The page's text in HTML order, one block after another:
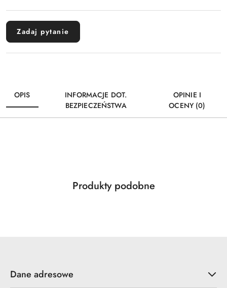
Zadaj pytanie
OPIS
INFORMACJE DOT.
BEZPIECZEŃSTWA
OPINIE I
OCENY (0)
Pomiń karuzelę produktów
Produkty
Produkty podobne
Dane adresowe